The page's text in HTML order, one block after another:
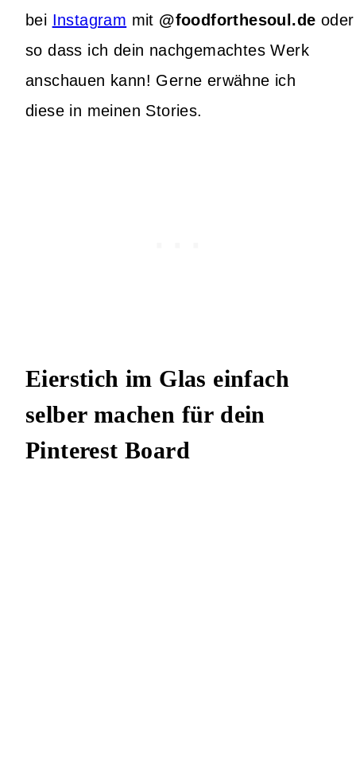
bei Instagram mit @foodforthesoul.de
so dass ich dein nachgemachtes Werk
anschauen kann! Gerne erwähne ich
diese in meinen Stories.
Eierstich im Glas einfach
selber machen für dein
Pinterest Board